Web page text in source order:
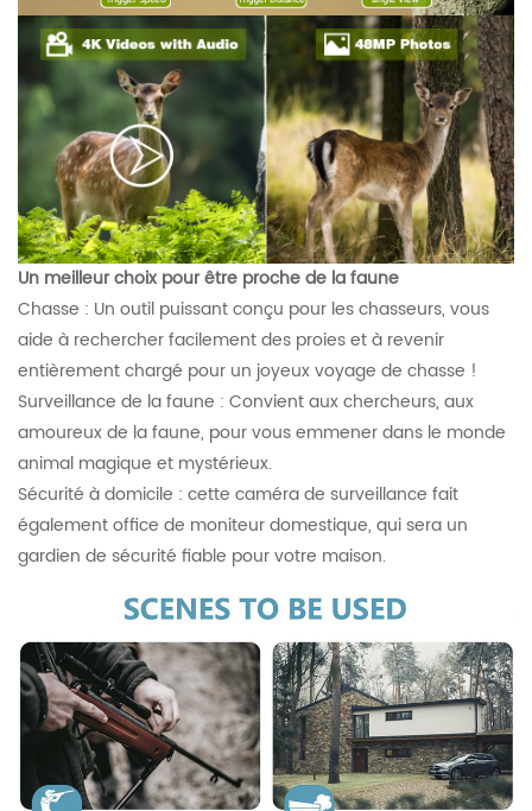
Un meilleur choix pour être proche de la faune
Chasse : Un outil puissant conçu pour les chasseurs, vous
aide à rechercher facilement des proies et à revenir
entièrement chargé pour un joyeux voyage de chasse !
Surveillance de la faune : Convient aux chercheurs, aux
amoureux de la faune, pour vous emmener dans le monde
animal magique et mystérieux.
Sécurité à domicile : cette caméra de surveillance fait
également office de moniteur domestique, qui sera un
gardien de sécurité fiable pour votre maison.